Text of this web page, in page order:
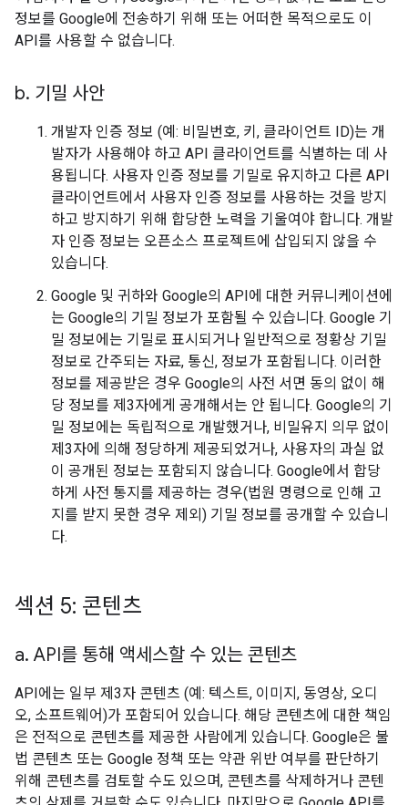
정보를 Google에 전송하기 위해 또는 어떠한 목적으로도 이
API를 사용할 수 없습니다.
b. 기밀 사안
개발자 인증 정보 (예: 비밀번호, 키, 클라이언트 ID)는 개
발자가 사용해야 하고 API 클라이언트를 식별하는 데 사
용됩니다. 사용자 인증 정보를 기밀로 유지하고 다른 API
클라이언트에서 사용자 인증 정보를 사용하는 것을 방지
하고 방지하기 위해 합당한 노력을 기울여야 합니다. 개발
자 인증 정보는 오픈소스 프로젝트에 삽입되지 않을 수
있습니다.
Google 및 귀하와 Google의 API에 대한 커뮤니케이션에
는 Google의 기밀 정보가 포함될 수 있습니다. Google 기
밀 정보에는 기밀로 표시되거나 일반적으로 정황상 기밀
정보로 간주되는 자료, 통신, 정보가 포함됩니다. 이러한
정보를 제공받은 경우 Google의 사전 서면 동의 없이 해
당 정보를 제3자에게 공개해서는 안 됩니다. Google의 기
밀 정보에는 독립적으로 개발했거나, 비밀유지 의무 없이
제3자에 의해 정당하게 제공되었거나, 사용자의 과실 없
이 공개된 정보는 포함되지 않습니다. Google에서 합당
하게 사전 통지를 제공하는 경우(법원 명령으로 인해 고
지를 받지 못한 경우 제외) 기밀 정보를 공개할 수 있습니
다.
섹션 5: 콘텐츠
a. API를 통해 액세스할 수 있는 콘텐츠
API에는 일부 제3자 콘텐츠 (예: 텍스트, 이미지, 동영상, 오디
오, 소프트웨어)가 포함되어 있습니다. 해당 콘텐츠에 대한 책임
은 전적으로 콘텐츠를 제공한 사람에게 있습니다. Google은 불
법 콘텐츠 또는 Google 정책 또는 약관 위반 여부를 판단하기
위해 콘텐츠를 검토할 수도 있으며, 콘텐츠를 삭제하거나 콘텐